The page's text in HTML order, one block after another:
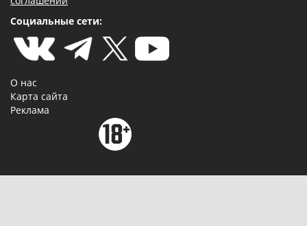
Социальные сети:
О нас
Карта сайта
Реклама